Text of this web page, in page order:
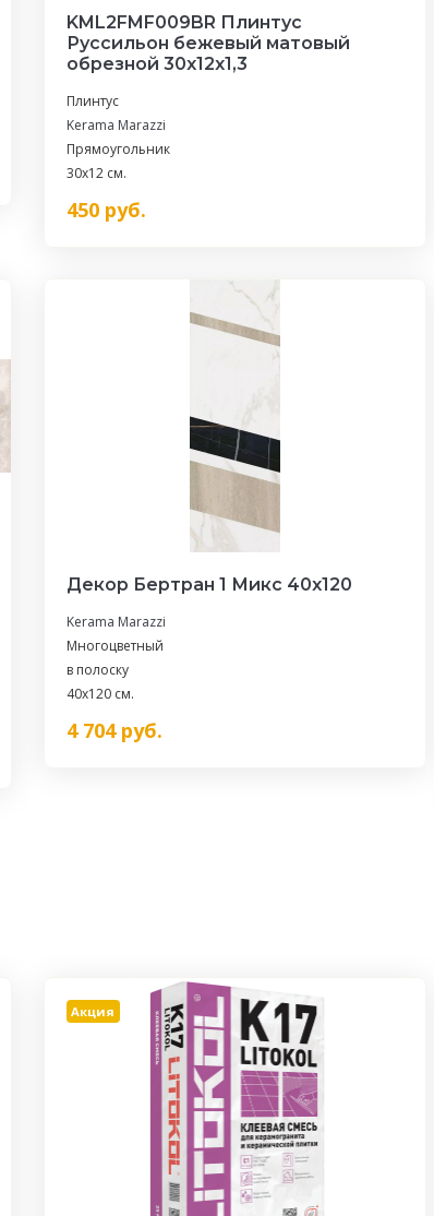
KML2FMF009BR Плинтус
Руссильон бежевый матовый
обрезной 30x12x1,3
Плинтус
Kerama Marazzi
Прямоугольник
30x12 см.
450руб.
Декор Бертран 1 Микс 40x120
Kerama Marazzi
Многоцветный
в полоску
40x120 см.
4 704руб.
Акция